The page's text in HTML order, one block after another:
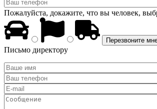
Пожалуйста, докажите, что вы человек,
Письмо директору